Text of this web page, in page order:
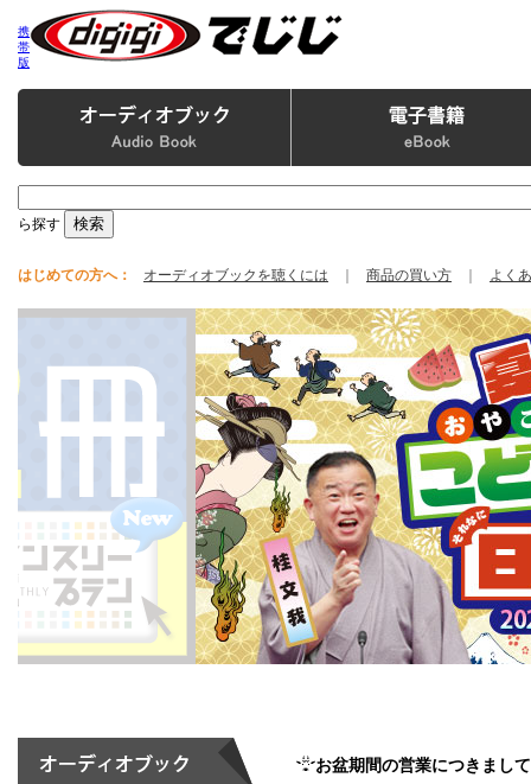
携
帯
版
ら探す
はじめての方へ： オーディオブックを聴くには 商品の買い方 よく
お盆期間の営業につきまして